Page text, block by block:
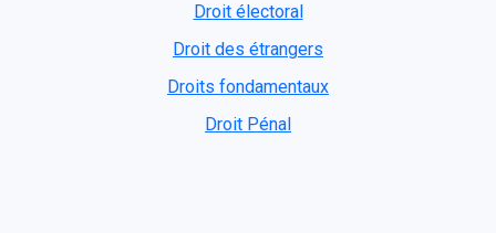
Droit électoral
Droit des étrangers
Droits fondamentaux
Droit Pénal